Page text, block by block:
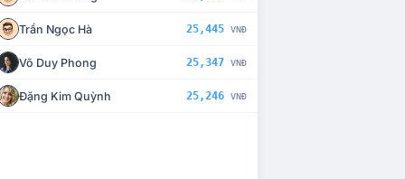
Trần Ngọc Hà 25,445 VNĐ
Võ Duy Phong 25,347 VNĐ
Đặng Kim Quỳnh 25,246 VNĐ